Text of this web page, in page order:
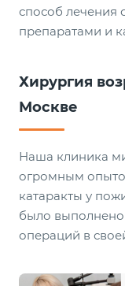
способ лечения
препаратами и
Хирургия
Москве
Наша клиника
огромным
катаракты у
было выполнено
операций в